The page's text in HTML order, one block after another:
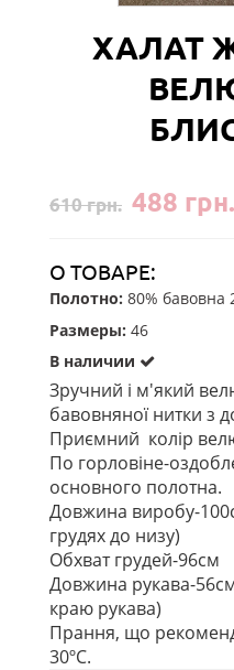
ХАЛАТ
610 грн. 488 грн.
О ТОВАРЕ:
Полотно: 80% бавовна
Размеры: 46
В наличии
Зручний і м'який
бавовняної нитки з
Приємний колір
По горловіне-
основного полотна.
Довжина виробу-
грудях до низу)
Обхват грудей-96см
Довжина рукава-
краю рукава)
Прання, що
30ºС.